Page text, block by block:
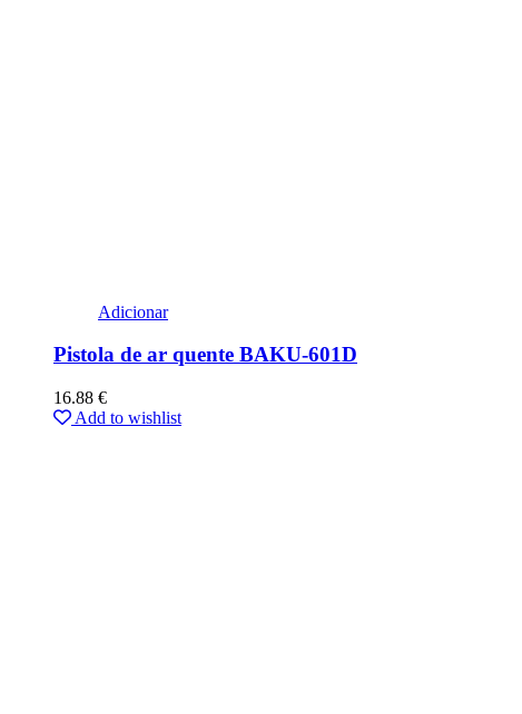
Adicionar
Pistola de ar quente BAKU-601D
16.88 €
Add to wishlist